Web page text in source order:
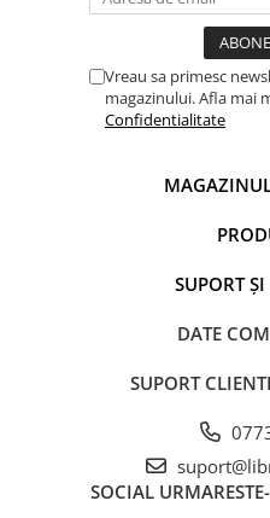
Vreau sa primesc
magazinului. Afla mai
Confidentialitate
SUPORT
DATE
SUPORT CLIENTI
SOCIAL